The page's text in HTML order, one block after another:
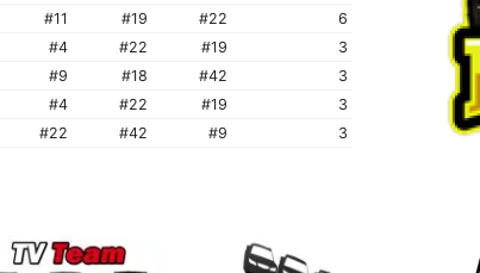
#11 #19 #22
6
#4 #22 #19
3
#9 #18 #42
3
#4 #22 #19
3
#22 #42 #9 3